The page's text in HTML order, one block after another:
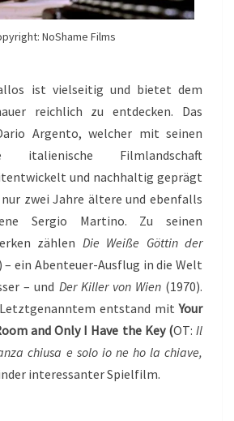
NoShame Films
ist vielseitig und bietet dem
reichlich zu entdecken. Das
Argento, welcher mit seinen
italienische Filmlandschaft
und nachhaltig geprägt
nur zwei Jahre ältere und ebenfalls
Sergio Martino. Zu seinen
zählen Die Weiße Göttin der
– ein Abenteuer-Ausflug in die Welt
– und Der Killer von Wien(1970).
Letztgenanntem entstand mitYour
and Only I Have the Key (OT:Il
chiusa e solo io ne ho la chiave,
interessanter Spielfilm.